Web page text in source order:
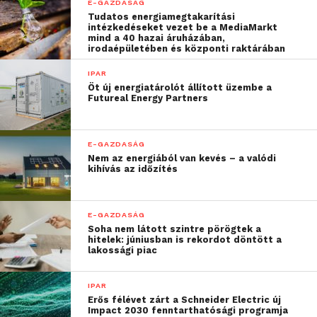
A kampányt magánszemélyek és vállalkozások is
támogathatják ahttps://tokeportal.hu/pecszoo
oldalon, ahol a fotók és a kisfilm mellett, számos
E-GAZDASÁG
Tudatos energiamegtakarítási
intézkedéseket vezet be a MediaMarkt
mind a 40 hazai áruházában,
irodaépületében és központi raktárában
IPAR
Öt új energiatárolót állított üzembe a
Futureal Energy Partners
E-GAZDASÁG
Nem az energiából van kevés – a valódi
kihívás az időzítés
E-GAZDASÁG
Soha nem látott szintre pörögtek a
hitelek: júniusban is rekordot döntött a
lakossági piac
IPAR
Erős félévet zárt a Schneider Electric új
Impact 2030 fenntarthatósági programja